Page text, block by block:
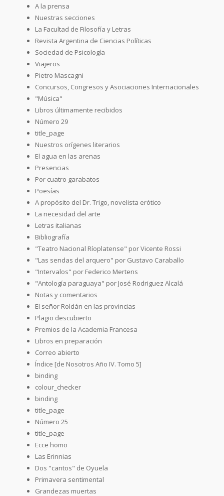
A la prensa
Nuestras secciones
La Facultad de Filosofía y Letras
Revista Argentina de Ciencias Políticas
Sociedad de Psicología
Viajeros
Pietro Mascagni
Concursos, Congresos y Asociaciones Internacionales
"Música"
Libros últimamente recibidos
Número 29
title_page
Nuestros orígenes literarios
El agua en las arenas
Presencias
Por cuatro garabatos
Poesías
A propósito del Dr. Trigo, novelista erótico
La necesidad del arte
Letras italianas
Bibliografía
"Teatro Nacional Ríoplatense" por Vicente Rossi
"Las sendas del arquero" por Gustavo Caraballo
"Intervalos" por Federico Mertens
"Antología paraguaya" por José Rodriguez Alcalá
Notas y comentarios
El señor Roldán en las provincias
Plagio descubierto
Premios de la Academia Francesa
Libros en preparación
Correo abierto
Índice [de Nosotros Año IV. Tomo 5]
binding
colour_checker
binding
title_page
Número 25
title_page
Ecce homo
Las Erinnias
Dos "cantos" de Oyuela
Primavera sentimental
Grandezas muertas